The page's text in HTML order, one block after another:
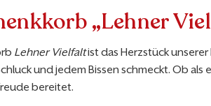
„Lehner
Lehner Vielfaltist das Herzstück unserer
und jedem Bissen schmeckt. Ob
bereitet.